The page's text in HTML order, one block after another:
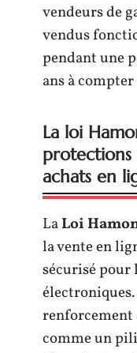
vendeurs de
vendus
pendant une
ans à
La loi
protections
achats en
LaLoi
la vente en
sécurisé pour
renforcement
comme un